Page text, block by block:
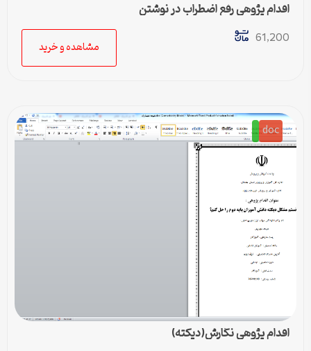
اقدام پژوهی رفع اضطراب در نوشتن
61,200
مشاهده و خرید
doc
اقدام پژوهی نگارش(دیکته)